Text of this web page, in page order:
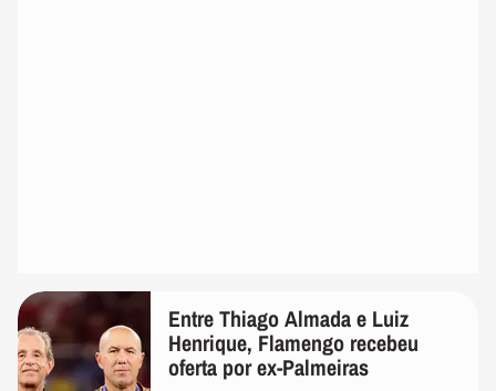
Entre Thiago Almada e Luiz
Henrique, Flamengo recebeu
oferta por ex-Palmeiras